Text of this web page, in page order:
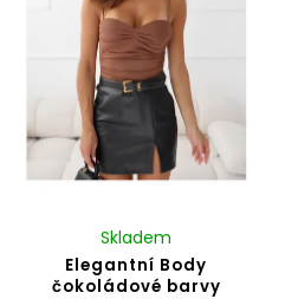
Elegantní Body
čokoládové barvy
Skladem